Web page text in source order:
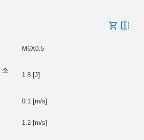
M6X0.5
1.8 [J]
0.1 [m/s]
1.2 [m/s]